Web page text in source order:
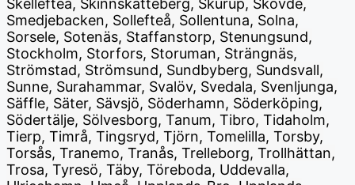
Skellefteå, Skinnskatteberg, Skurup, Skövde,
Smedjebacken, Sollefteå, Sollentuna, Solna,
Sorsele, Sotenäs, Staffanstorp, Stenungsund,
Stockholm, Storfors, Storuman, Strängnäs,
Strömstad, Strömsund, Sundbyberg, Sundsvall,
Sunne, Surahammar, Svalöv, Svedala, Svenljunga,
Säffle, Säter, Sävsjö, Söderhamn, Söderköping,
Södertälje, Sölvesborg, Tanum, Tibro, Tidaholm,
Tierp, Timrå, Tingsryd, Tjörn, Tomelilla, Torsby,
Torsås, Tranemo, Tranås, Trelleborg, Trollhättan,
Trosa, Tyresö, Täby, Töreboda, Uddevalla,